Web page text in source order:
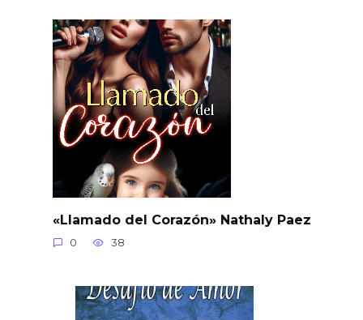
«Llamado del Corazón» Nathaly Paez
0 38